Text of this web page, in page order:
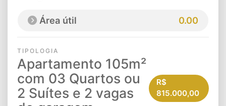
Área útil 0.00
TIPOLOGIA
Apartamento 105m²
com 03 Quartos ou
2 Suítes e 2 vagas
R$
815.000,00